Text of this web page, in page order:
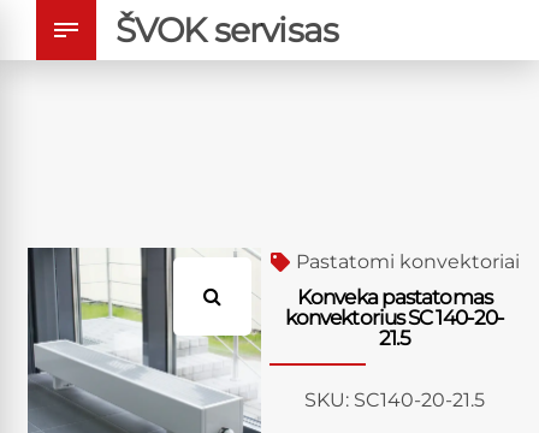
ŠVOK servisas
Pastatomi konvektoriai
Konveka pastatomas
konvektorius SC 140-20-
21.5
SKU: SC140-20-21.5